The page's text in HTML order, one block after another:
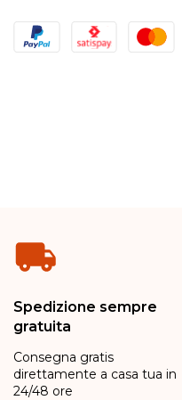
Metodi di pagamento
Spedizione sempre
gratuita
Consegna gratis
direttamente a casa tua in
24/48 ore